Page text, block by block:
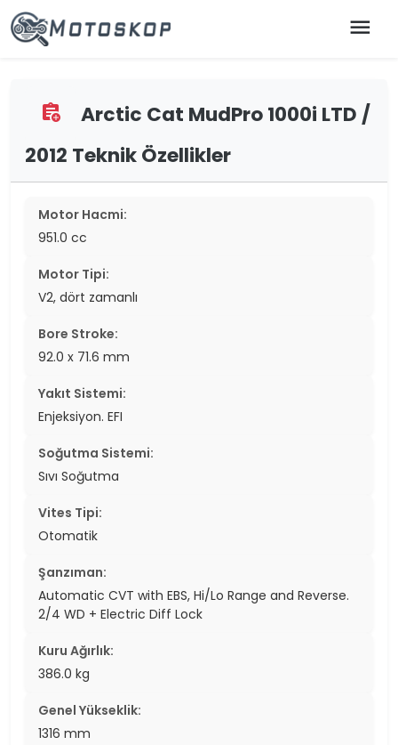
menu
assignment_add
Arctic Cat MudPro 1000i LTD /
2012 Teknik Özellikler
Motor Hacmi:
951.0 cc
Motor Tipi:
V2, dört zamanlı
Bore Stroke:
92.0 x 71.6 mm
Yakıt Sistemi:
Enjeksiyon. EFI
Soğutma Sistemi:
Sıvı Soğutma
Vites Tipi:
Otomatik
Şanzıman:
Automatic CVT with EBS, Hi/Lo Range and Reverse.
2/4 WD + Electric Diff Lock
Kuru Ağırlık:
386.0 kg
Genel Yükseklik:
1316 mm